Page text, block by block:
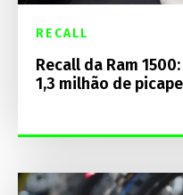
RECALL
Recall da Ram
1,3 milhão de